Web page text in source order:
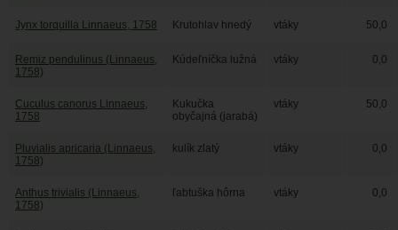
Jynx torquilla Linnaeus, 1758 Krutohlav hnedý vtáky 50,0
Remiz pendulinus (Linnaeus,
1758)
Kúdeľníčka lužná vtáky 0,0
Cuculus canorus Linnaeus,
1758
Kukučka
obyčajná (jarabá)
vtáky 50,0
Pluvialis apricaria (Linnaeus,
1758)
kulík zlatý vtáky 0,0
Anthus trivialis (Linnaeus,
1758)
ľabtuška hôrna vtáky 0,0